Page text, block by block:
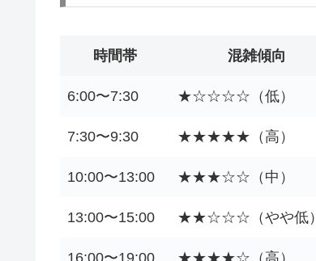
時間帯 混雑傾向
6:00〜7:30 ★☆☆☆☆（低）
7:30〜9:30 ★★★★★（高）
10:00〜13:00 ★★★☆☆（中）
13:00〜15:00 ★★☆☆☆（やや低）